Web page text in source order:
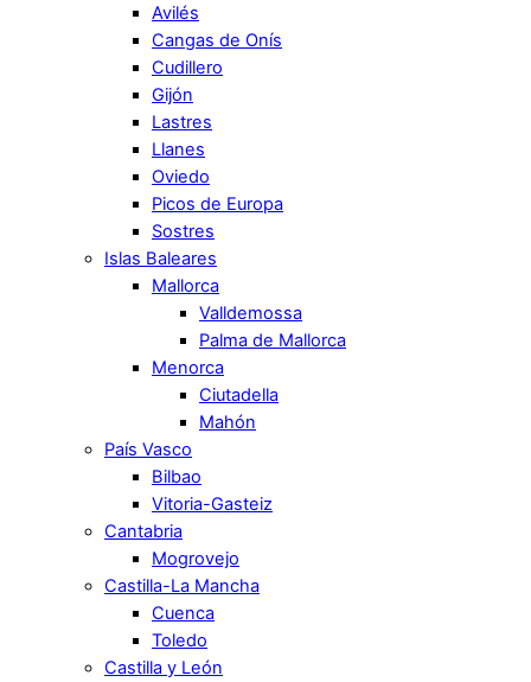
Avilés
Cangas de Onís
Cudillero
Gijón
Lastres
Llanes
Oviedo
Picos de Europa
Sostres
Islas Baleares
Mallorca
Valldemossa
Palma de Mallorca
Menorca
Ciutadella
Mahón
País Vasco
Bilbao
Vitoria-Gasteiz
Cantabria
Mogrovejo
Castilla-La Mancha
Cuenca
Toledo
Castilla y León